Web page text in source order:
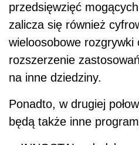
przedsięwzięć
zalicza się również
wieloosobowe rozgrywki
rozszerzenie
na inne dziedziny.
Ponadto, w drugiej
będą także inne